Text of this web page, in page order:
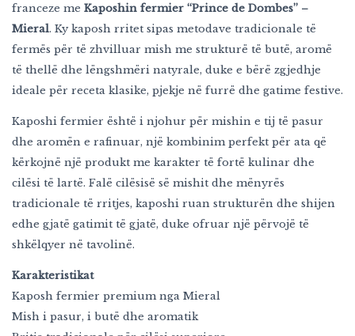
franceze me Kaposhin fermier “Prince de Dombes” –
Mieral. Ky kaposh rritet sipas metodave tradicionale të
fermës për të zhvilluar mish me strukturë të butë, aromë
të thellë dhe lëngshmëri natyrale, duke e bërë zgjedhje
ideale për receta klasike, pjekje në furrë dhe gatime festive.
Kaposhi fermier është i njohur për mishin e tij të pasur
dhe aromën e rafinuar, një kombinim perfekt për ata që
kërkojnë një produkt me karakter të fortë kulinar dhe
cilësi të lartë. Falë cilësisë së mishit dhe mënyrës
tradicionale të rritjes, kaposhi ruan strukturën dhe shijen
edhe gjatë gatimit të gjatë, duke ofruar një përvojë të
shkëlqyer në tavolinë.
Karakteristikat
Kaposh fermier premium nga Mieral
Mish i pasur, i butë dhe aromatik